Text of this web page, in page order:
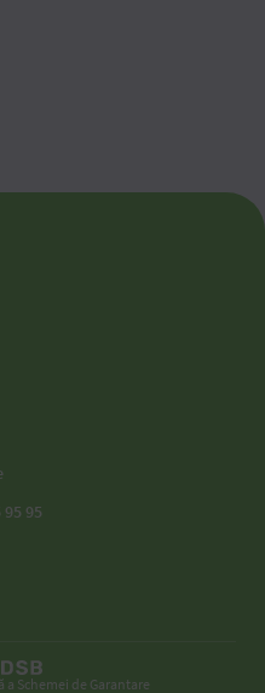
95
a Schemei de Garantare